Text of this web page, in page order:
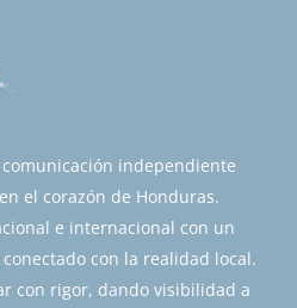
independiente
el corazón de Honduras.
e internacional con un
con la realidad local.
con rigor, dando visibilidad a